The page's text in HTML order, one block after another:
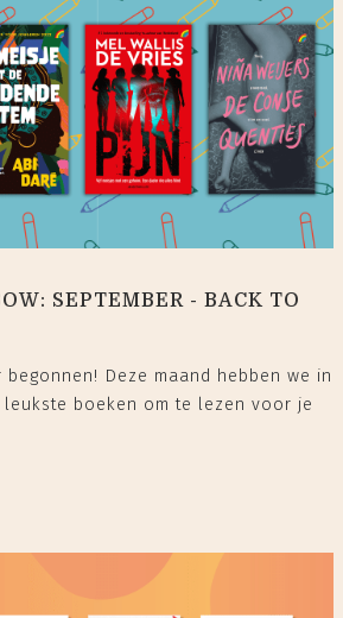
SEPTEMBER - BACK TO
Deze maand hebben we in
leukste boeken om te lezen voor je